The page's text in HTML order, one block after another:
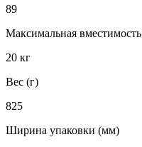
89
Максимальная вместимость
20 кг
Вес (г)
825
Ширина упаковки (мм)